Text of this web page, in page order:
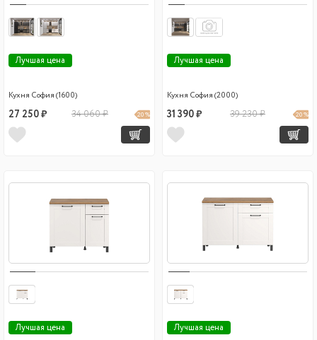
Лучшая цена
Кухня София (1600)
27 250 ₽ 34 060 ₽ 20 %
Лучшая цена
Кухня София (2000)
31 390 ₽ 39 230 ₽ 20 %
Лучшая цена Лучшая цена